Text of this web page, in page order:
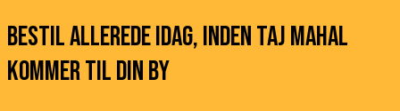
Bestil allerede idag, inden Taj Mahal
kommer til din by